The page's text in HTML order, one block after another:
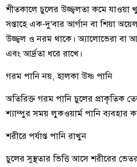
শীতকালে চুলের উজ্জ্বলতা কমে যাওয়া
সপ্তাহে এক-দু’বার আর্গান বা শিয়া
উজ্জ্বল ও নরম থাকে। অ্যালোভেরা বা
এবং আর্দ্রতা ধরে রাখে।
গরম পানি নয়, হালকা উষ্ণ পানি
অতিরিক্ত গরম পানি চুলের প্রাকৃতিক
শ্যাম্পুর সময় লুকওয়ার্ম পানি ব্যবহার
শরীরে পর্যাপ্ত পানি রাখুন
চুলের সুস্থতার ভিত্তি আসে শরীরের